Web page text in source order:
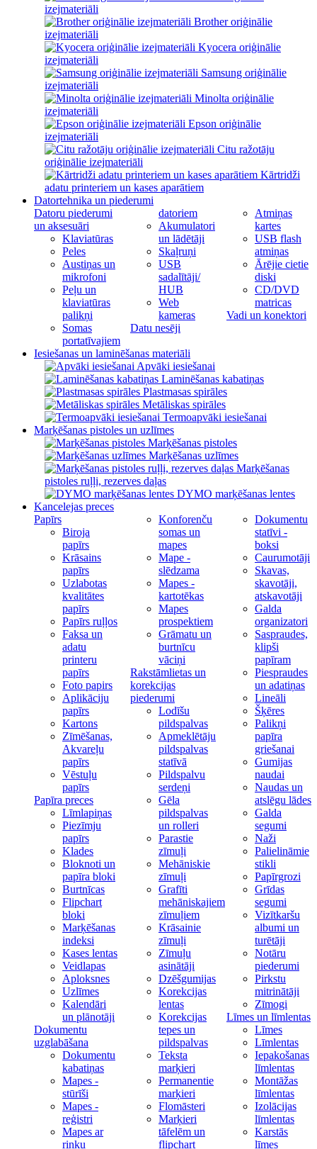
izejmateriāli
Brother oriģinālie
izejmateriāli
Kyocera oriģinālie
izejmateriāli
Samsung oriģinālie
izejmateriāli
Minolta oriģinālie
izejmateriāli
Epson oriģinālie
izejmateriāli
Citu ražotāju
oriģinālie izejmateriāli
Kārtridži
adatu printeriem un kases aparātiem
Datortehnika un piederumi
Datoru piederumi
un aksesuāri
Klaviatūras
Peles
Austiņas un
mikrofoni
Peļu un
klaviatūras
palikņi
Somas
portatīvajiem
datoriem
Akumulatori
un lādētāji
Skaļruņi
USB
sadalītāji/
HUB
Web
kameras
Datu nesēji
Atmiņas
kartes
USB flash
atmiņas
Ārējie cietie
diski
CD/DVD
matricas
Vadi un konektori
Iesiešanas un laminēšanas materiāli
Apvāki iesiešanai
Laminēšanas kabatiņas
Plastmasas spirāles
Metāliskas spirāles
Termoapvāki iesiešanai
Marķēšanas pistoles un uzlīmes
Marķēšanas pistoles
Marķēšanas uzlīmes
Marķēšanas
pistoles ruļļi, rezerves daļas
DYMO marķēšanas lentes
Kancelejas preces
Papīrs
Biroja
papīrs
Krāsains
papīrs
Uzlabotas
kvalitātes
papīrs
Papīrs ruļļos
Faksa un
adatu
printeru
papīrs
Foto papirs
Aplikāciju
papīrs
Kartons
Zīmēšanas,
Akvareļu
papīrs
Vēstuļu
papīrs
Papīra preces
Līmlapiņas
Piezīmju
papīrs
Klades
Bloknoti un
papīra bloki
Burtnīcas
Flipchart
bloki
Marķēšanas
indeksi
Kases lentas
Veidlapas
Aploksnes
Uzlīmes
Kalendāri
un plānotāji
Dokumentu
uzglabāšana
Dokumentu
kabatiņas
Mapes -
stūrīši
Mapes -
reģistri
Mapes ar
riņķu
Konforenču
somas un
mapes
Mape -
slēdzama
Mapes -
kartotēkas
Mapes
prospektiem
Grāmatu un
burtnīcu
vāciņi
Rakstāmlietas un
korekcijas
piederumi
Lodīšu
pildspalvas
Apmeklētāju
pildspalvas
statīvā
Pildspalvu
serdeņi
Gēla
pildspalvas
un rolleri
Parastie
zīmuļi
Mehāniskie
zīmuļi
Grafīti
mehāniskajiem
zīmuļiem
Krāsainie
zīmuļi
Zīmuļu
asinātāji
Dzēšgumijas
Korekcijas
lentas
Korekcijas
tepes un
pildspalvas
Teksta
marķieri
Permanentie
marķieri
Flomāsteri
Marķieri
tāfelēm un
flipchart
Dokumentu
statīvi -
boksi
Caurumotāji
Skavas,
skavotāji,
atskavotāji
Galda
organizatori
Saspraudes,
klipši
papīram
Piespraudes
un adatiņas
Lineāli
Šķēres
Palikņi
papīra
griešanai
Gumijas
naudai
Naudas un
atslēgu lādes
Galda
segumi
Naži
Palielināmie
stikli
Papīrgrozi
Grīdas
segumi
Vizītkaršu
albumi un
turētāji
Notāru
piederumi
Pirkstu
mitrinātāji
Zīmogi
Līmes un līmlentas
Līmes
Līmlentas
Iepakošanas
līmlentas
Montāžas
līmlentas
Izolācijas
līmlentas
Karstās
līmes